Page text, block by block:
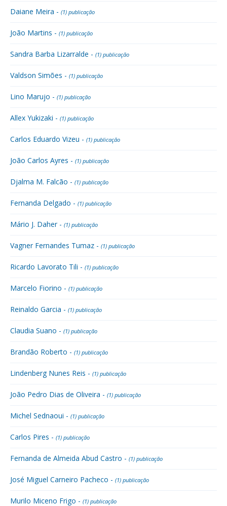
Daiane Meira - (1) publicação
João Martins - (1) publicação
Sandra Barba Lizarralde - (1) publicação
Valdson Simões - (1) publicação
Lino Marujo - (1) publicação
Allex Yukizaki - (1) publicação
Carlos Eduardo Vizeu - (1) publicação
João Carlos Ayres - (1) publicação
Djalma M. Falcão - (1) publicação
Fernanda Delgado - (1) publicação
Mário J. Daher - (1) publicação
Vagner Fernandes Tumaz - (1) publicação
Ricardo Lavorato Tili - (1) publicação
Marcelo Fiorino - (1) publicação
Reinaldo Garcia - (1) publicação
Claudia Suano - (1) publicação
Brandão Roberto - (1) publicação
Lindenberg Nunes Reis - (1) publicação
João Pedro Dias de Oliveira - (1) publicação
Michel Sednaoui - (1) publicação
Carlos Pires - (1) publicação
Fernanda de Almeida Abud Castro - (1) publicação
José Miguel Carneiro Pacheco - (1) publicação
Murilo Miceno Frigo - (1) publicação